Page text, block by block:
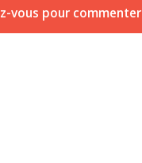
vous pour commenter